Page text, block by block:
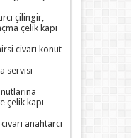
çilingir,
çelik kapı
civarı konut
servisi
çelik kapı
anahtarcı